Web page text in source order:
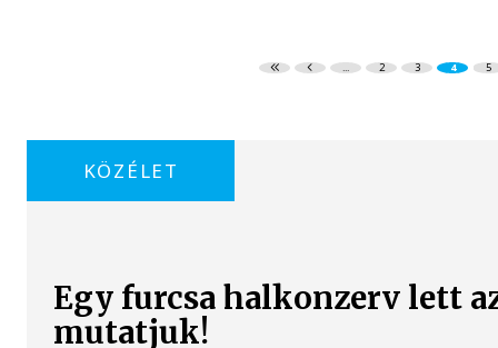
... 2 3 4 5
KÖZÉLET
Egy furcsa halkonzerv lett
mutatjuk!